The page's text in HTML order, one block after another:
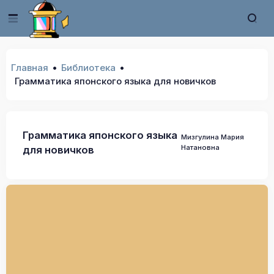
Главная
Библиотека
Грамматика японского языка для новичков
Грамматика японского языка
для новичков
Мизгулина Мария
Натановна